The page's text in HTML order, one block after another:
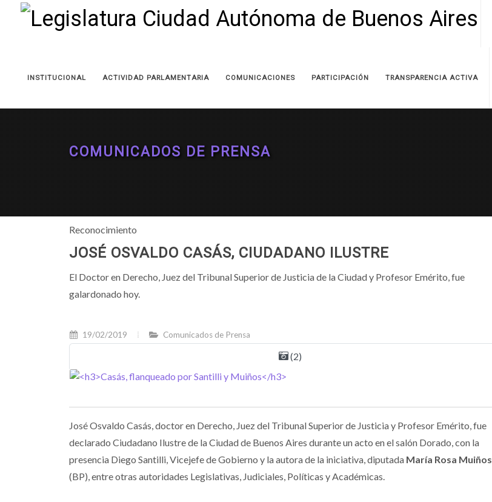
INSTITUCIONAL ACTIVIDAD PARLAMENTARIA COMUNICACIONES PARTICIPACIÓN TRANSPARENCIA ACTIVA
COMUNICADOS DE PRENSA
Reconocimiento
JOSÉ OSVALDO CASÁS, CIUDADANO ILUSTRE
El Doctor en Derecho, Juez del Tribunal Superior de Justicia de la Ciudad y Profesor Emérito, fue
galardonado hoy.
19/02/2019 Comunicados de Prensa
(2)
José Osvaldo Casás, doctor en Derecho, Juez del Tribunal Superior de Justicia y Profesor Emérito, fue
declarado Ciudadano Ilustre de la Ciudad de Buenos Aires durante un acto en el salón Dorado, con la
presencia Diego Santilli, Vicejefe de Gobierno y la autora de la iniciativa, diputada María Rosa Muiños
(BP), entre otras autoridades Legislativas, Judiciales, Políticas y Académicas.